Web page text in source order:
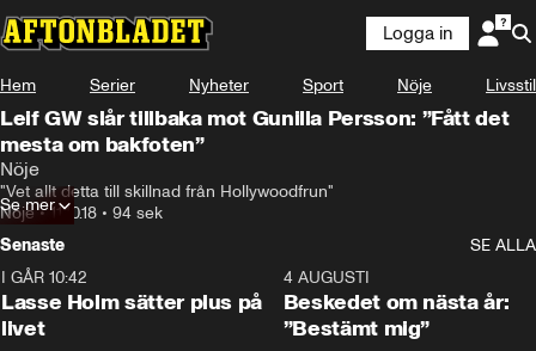
Logga in
Hem Serier Nyheter Sport Nöje Livsstil
Leif GW slår tillbaka mot Gunilla Persson: ”Fått det
mesta om bakfoten”
Nöje
"Vet allt detta till skillnad från Hollywoodfrun"
Nöje•11.10.18 • 94 sek
Se mer
Senaste
SE ALLA
I GÅR 10:42
Lasse Holm sätter plus på
livet
4 AUGUSTI
Beskedet om nästa år:
”Bestämt mig”